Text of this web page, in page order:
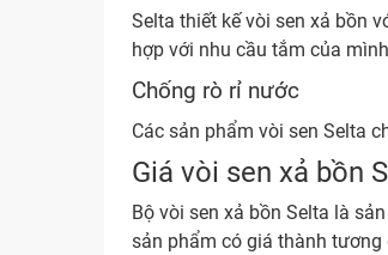
Selta thiết kế vòi sen xả bồn
hợp với nhu cầu tắm của
Chống rò rỉ nước
Các sản phẩm vòi sen Selta
Giá vòi sen xả bồn
Bộ vòi sen xả bồn Selta là
sản phẩm có giá thành